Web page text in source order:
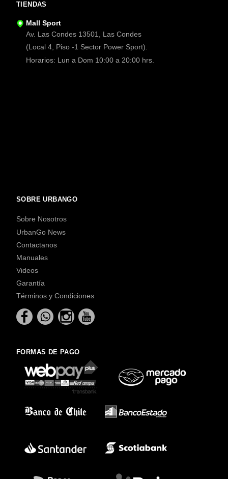
TIENDAS
Mall Sport
Av. Las Condes 13501, Las Condes
(Local 4, Piso -1 Sector Power Sport).
Horarios: Lun a Dom 10:00 a 20:00 hrs.
SOBRE URBANGO
Sobre Nosotros
UrbanGo News
Contactanos
Manuales
Videos
Garantía
Términos y Condiciones
FORMAS DE PAGO